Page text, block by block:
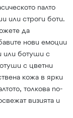
палто
или строги боти.
да
нови емоции
или ботуши с
с цветни
кожа в ярки
толкова по-
визията и